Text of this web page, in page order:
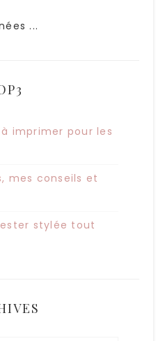
...
imprimer pour les
mes conseils et
stylée tout